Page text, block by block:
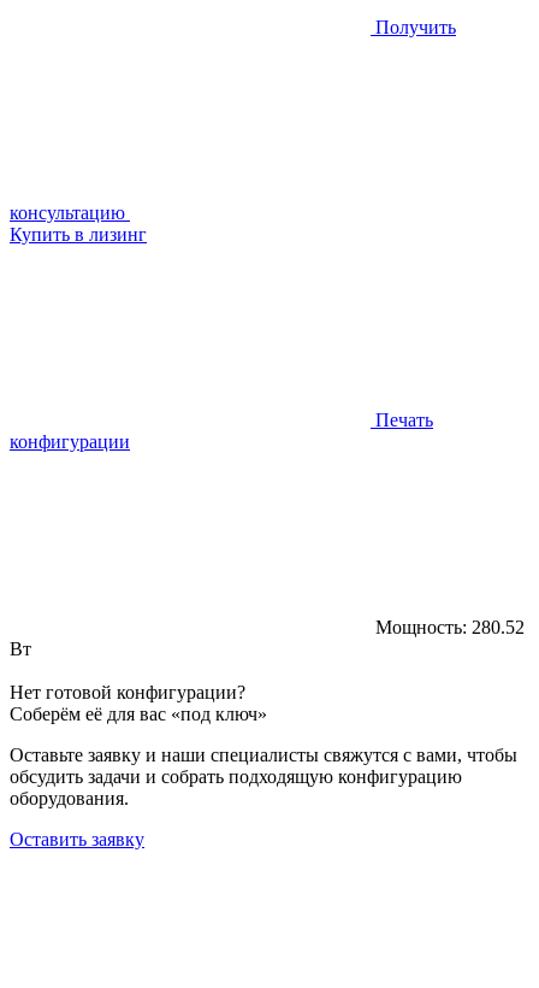
Получить
консультацию
Купить в лизинг
Печать
конфигурации
Мощность: 280.52
Вт
Нет готовой конфигурации?
Соберём её для вас «под ключ»
Оставьте заявку и наши специалисты свяжутся с вами, чтобы
обсудить задачи и собрать подходящую конфигурацию
оборудования.
Оставить заявку